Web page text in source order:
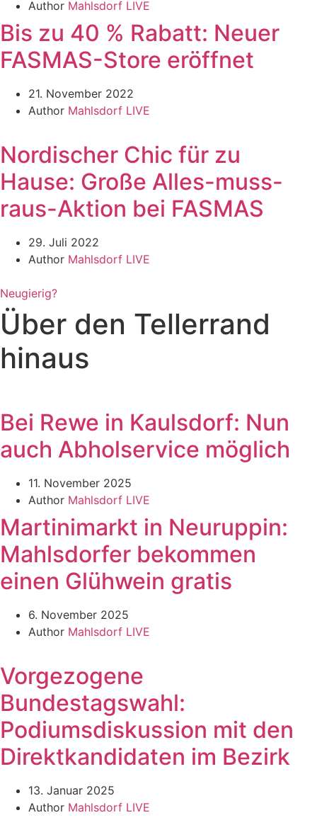
Author Mahlsdorf LIVE
Bis zu 40 % Rabatt: Neuer
FASMAS-Store eröffnet
21. November 2022
Author Mahlsdorf LIVE
Nordischer Chic für zu
Hause: Große Alles-muss-
raus-Aktion bei FASMAS
29. Juli 2022
Author Mahlsdorf LIVE
Neugierig?
Über den Tellerrand
hinaus
Bei Rewe in Kaulsdorf: Nun
auch Abholservice möglich​
11. November 2025
Author Mahlsdorf LIVE
Martinimarkt in Neuruppin:
Mahlsdorfer bekommen
einen Glühwein gratis​
6. November 2025
Author Mahlsdorf LIVE
Vorgezogene
Bundestagswahl:
Podiumsdiskussion mit den
Direktkandidaten im Bezirk
13. Januar 2025
Author Mahlsdorf LIVE